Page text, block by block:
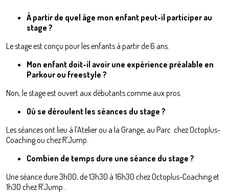
À partir de quel âge mon enfant peut-il participer au
stage ?
Le stage est conçu pour les enfants à partir de 6 ans.
Mon enfant doit-il avoir une expérience préalable en
Parkour ou freestyle ?
Non, le stage est ouvert aux débutants comme aux pros.
Où se déroulent les séances du stage ?
Les séances ont lieu à l'Atelier ou a la Grange, au Parc chez Octoplus-
Coaching ou chez R'Jump.
Combien de temps dure une séance du stage ?
Une séance dure 3h00, de 13h30 à 16h30 chez Octoplus-Coaching et
1h30 chez R'Jump .